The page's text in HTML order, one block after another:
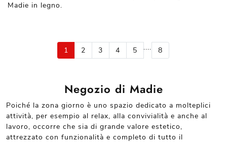
Madie in legno.
1 2 3 4 5 .... 8
Negozio di Madie
Poiché la zona giorno è uno spazio dedicato a molteplici
attività, per esempio al relax, alla convivialità e anche al
lavoro, occorre che sia di grande valore estetico,
attrezzato con funzionalità e completo di tutto il